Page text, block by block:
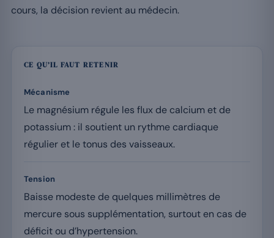
cours, la décision revient au médecin.
CE QU’IL FAUT RETENIR
Mécanisme
Le magnésium régule les flux de calcium et de
potassium : il soutient un rythme cardiaque
régulier et le tonus des vaisseaux.
Tension
Baisse modeste de quelques millimètres de
mercure sous supplémentation, surtout en cas de
déficit ou d’hypertension.